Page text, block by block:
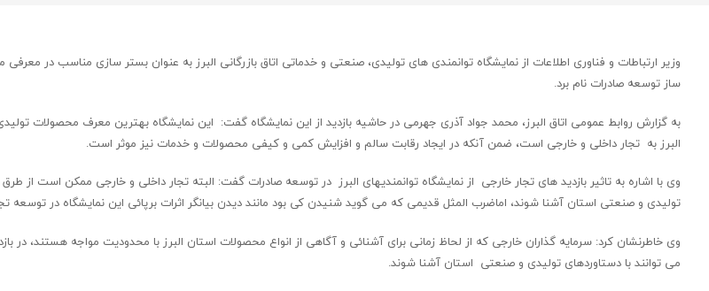
وزیر ارتباطات و فناوری اطلاعات از نمایشگاه توانمندی های تولیدی، صنعتی و خدماتی اتاق بازرگانی البرز به عنوان بستر سازی مناسب در
ساز توسعه صادرات نام برد.
به گزارش روابط عمومی اتاق البرز، محمد جواد آذری جهرمی در حاشیه بازدید از این نمایشگاه گفت: این نمایشگاه بهترین معرف محصولات
البرز به تجار داخلی و خارجی است، ضمن آنکه در ایجاد رقابت سالم و افزایش کمی و کیفی محصولات و خدمات نیز موثر است.
وی با اشاره به تاثیر بازدید های تجار خارجی از نمایشگاه توانمندیهای البرز در توسعه صادرات گفت: البته تجار داخلی و خارجی ممکن است از
تولیدی و صنعتی استان آشنا شوند، اماضرب المثل قدیمی که می گوید شنیدن کی بود مانند دیدن بیانگر اثرات برپائی این نمایشگاه در توسعه
وی خاطرنشان کرد: سرمایه گذاران خارجی که از لحاظ زمانی برای آشنائی و آگاهی از انواع محصولات استان البرز با محدودیت مواجه هستند، در
می توانند با دستاوردهای تولیدی و صنعتی استان آشنا شوند.